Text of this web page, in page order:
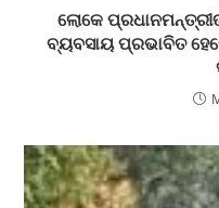
ଲୋକେ
ବ୍ୟବସାୟ ପ୍ରଭାବିତ